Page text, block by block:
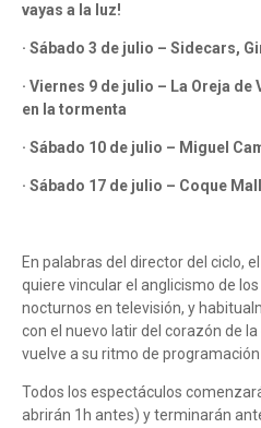
vayas a la luz!
· Sábado 3 de julio – Sidecars,
· Viernes 9 de julio – La Oreja
en la tormenta
· Sábado 10 de julio – Miguel
· Sábado 17 de julio – Coque
En palabras del director del ciclo,
quiere vincular el anglicismo de
nocturnos en televisión, y
con el nuevo latir del corazón de
vuelve a su ritmo de
Todos los espectáculos
abrirán 1h antes) y terminarán